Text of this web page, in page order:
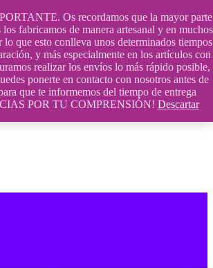
Os recordamos que la mayor parte
los fabricamos de manera artesanal y en muchos
lo que esto conlleva unos determinados tiempos
y más especialmente en los artículos con
realizar los envíos lo más rápido posible,
ponerte en contacto con nosotros antes de
que te informemos del tiempo de entrega
POR TU COMPRENSIÓN! Descartar
10:00 a 14:00